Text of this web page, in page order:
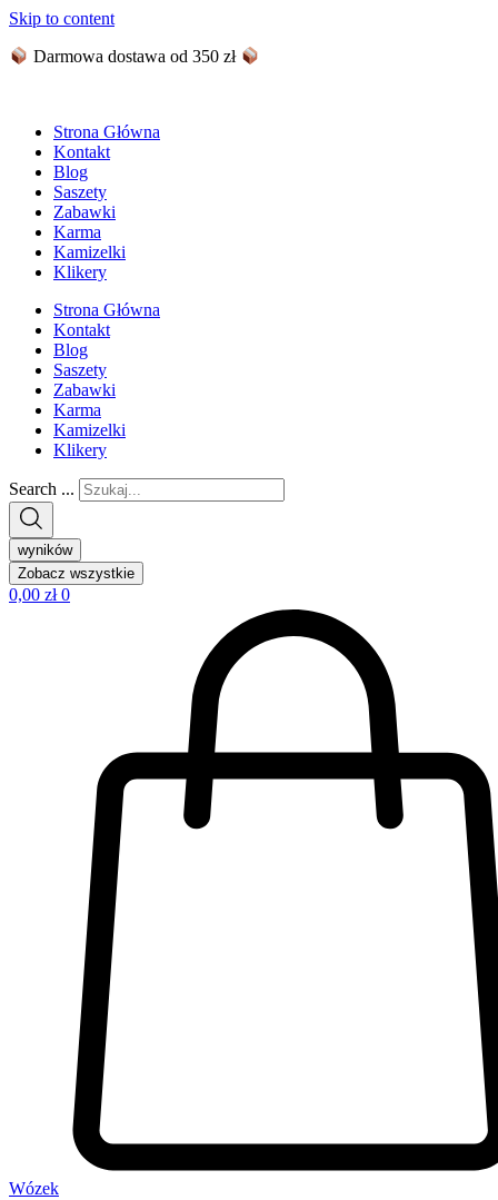
Skip to content
Darmowa dostawa od 350 zł
Strona Główna
Kontakt
Blog
Saszety
Zabawki
Karma
Kamizelki
Klikery
Strona Główna
Kontakt
Blog
Saszety
Zabawki
Karma
Kamizelki
Klikery
Search ...
wyników
Zobacz wszystkie
0,00 zł 0
Wózek